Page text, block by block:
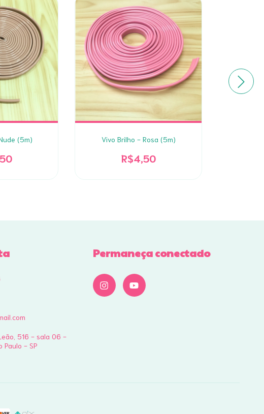
(5m) Vivo Brilho - Rosa (5m)
R$4,50
516 - sala 06 -
Paulo - SP
Permaneça conectado